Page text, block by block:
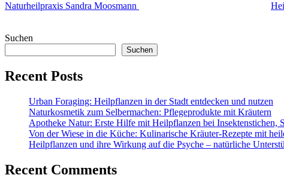
Naturheilpraxis Sandra Moosmann
Suchen
Suchen
Recent Posts
Urban Foraging: Heilpflanzen in der Stadt entdecken und nutzen
Naturkosmetik zum Selbermachen: Pflegeprodukte mit Kräutern
Apotheke Natur: Erste Hilfe mit Heilpflanzen bei Insektenstichen,
Von der Wiese in die Küche: Kulinarische Kräuter-Rezepte mit
Heilpflanzen und ihre Wirkung auf die Psyche – natürliche
Recent Comments